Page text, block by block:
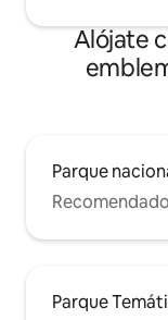
Alójate
Parque
Parque